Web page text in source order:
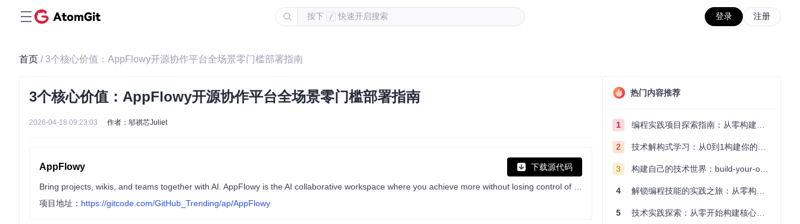
按下 / 快速开启搜索 登录 注册
首页 / 3个核心价值：AppFlowy开源协作平台全场景零门槛部署指南
3个核心价值：AppFlowy开源协作平台全场景零门槛部署指南
2026-04-18 09:23:03 作者：邬祺芯Juliet
AppFlowy 下载源代码
项目地址： https://gitcode.com/GitHub_Trending/ap/AppFlowy
热门内容推荐
1 编程实践项目探索指南：从零构建技术能力体系
2 技术解构式学习：从0到1构建你的编程知识体系
3 构建自己的技术世界：build-your-own-x项目的实践探索指南
4 解锁编程技能的实践之旅：从零构建你的技术世界
5 技术实践探索：从零开始构建核心系统的实践指南